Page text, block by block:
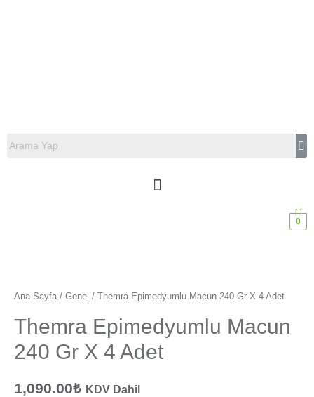
0
Ana Sayfa / Genel / Themra Epimedyumlu Macun 240 Gr X 4 Adet
Themra Epimedyumlu Macun
240 Gr X 4 Adet
1,090.00₺ KDV Dahil